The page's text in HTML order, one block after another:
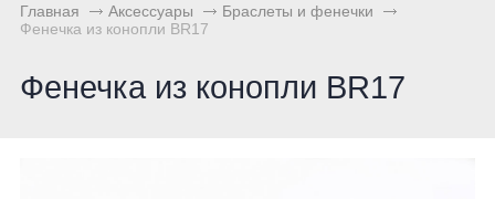
Главная Аксессуары
Браслеты и фенечки
Фенечка из конопли BR17
Фенечка из конопли BR17